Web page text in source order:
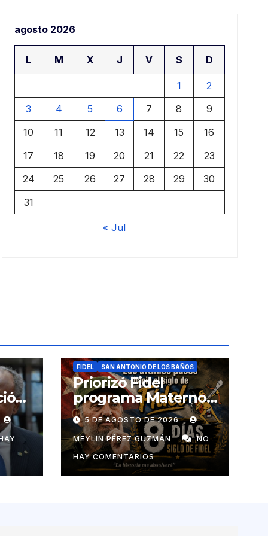
agosto 2026
L M X J V S D
1
2
3
4 5 6 7 8
9
10
11 12 13 14 15
16
17
18 19 20 21 22
23
24
25 26 27 28 29
30
31
« Jul
FIDEL SAN ANTONIO DE LOS BAÑOS
Priorizó Fidel
programa Materno
Infantil en el pais
5 DE AGOSTO DE 2026
MEYLIN PÉREZ GUZMÁN
NO
HAY COMENTARIOS